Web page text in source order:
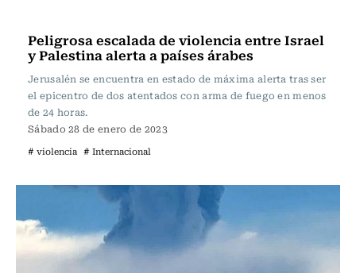
Peligrosa escalada de violencia entre Israel
y Palestina alerta a países árabes
Jerusalén se encuentra en estado de máxima alerta tras ser
el epicentro de dos atentados con arma de fuego en menos
de 24 horas.
Sábado 28 de enero de 2023
# violencia # Internacional